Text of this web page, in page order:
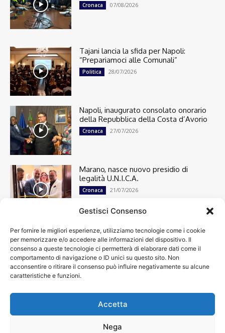
Gestisci Consenso
Per fornire le migliori esperienze, utilizziamo tecnologie come i cookie
per memorizzare e/o accedere alle informazioni del dispositivo. Il
consenso a queste tecnologie ci permetterà di elaborare dati come il
comportamento di navigazione o ID unici su questo sito. Non
acconsentire o ritirare il consenso può influire negativamente su alcune
caratteristiche e funzioni.
Accetta
Nega
Cronaca 07/08/2026
Tajani lancia la sfida per Napoli:
“Prepariamoci alle Comunali”
Politica 28/07/2026
Napoli, inaugurato consolato onorario
della Repubblica della Costa d’Avorio
Cronaca 27/07/2026
Marano, nasce nuovo presidio di
legalità U.N.I.C.A.
Cronaca 21/07/2026
Cronaca
13501
Attualità
7305
top
News
4209
Cultura